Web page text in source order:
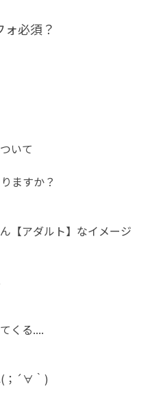
必須？
いて
ますか？
【アダルト】なイメージ
くる....
(；´∀｀)